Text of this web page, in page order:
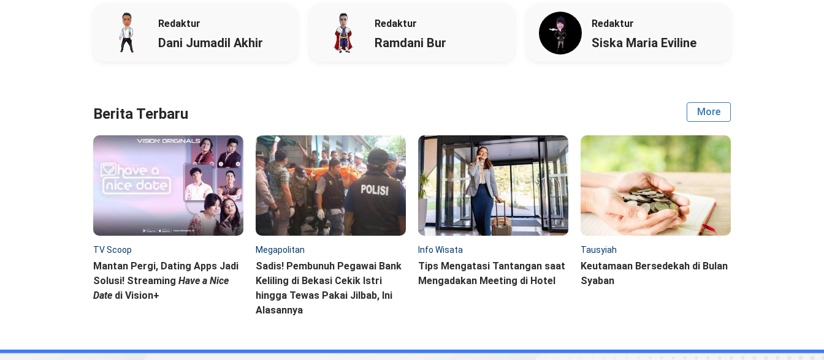
Redaktur
Dani Jumadil Akhir
Redaktur
Ramdani Bur
Redaktur
Siska Maria Eviline
Berita Terbaru More
TV Scoop
Mantan Pergi, Dating Apps Jadi
Solusi! Streaming Have a Nice
Date di Vision+
Megapolitan
Sadis! Pembunuh Pegawai Bank
Keliling di Bekasi Cekik Istri
hingga Tewas Pakai Jilbab, Ini
Alasannya
Info Wisata
Tips Mengatasi Tantangan saat
Mengadakan Meeting di Hotel
Tausyiah
Keutamaan Bersedekah di Bulan
Syaban